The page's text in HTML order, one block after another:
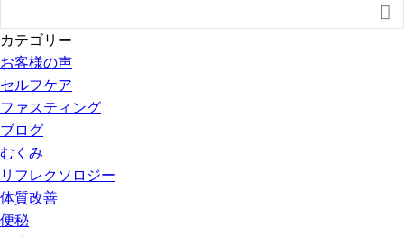

カテゴリー
お客様の声
セルフケア
ファスティング
ブログ
むくみ
リフレクソロジー
体質改善
便秘